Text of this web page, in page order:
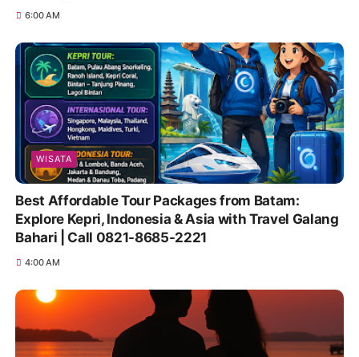
6:00 AM
WISATA
Best Affordable Tour Packages from Batam:
Explore Kepri, Indonesia & Asia with Travel Galang
Bahari | Call 0821-8685-2221
4:00 AM